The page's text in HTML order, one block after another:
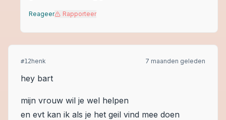
Reageer Rapporteer
#12henk 7 maanden geleden
hey bart
mijn vrouw wil je wel helpen
en evt kan ik als je het geil vind mee doen